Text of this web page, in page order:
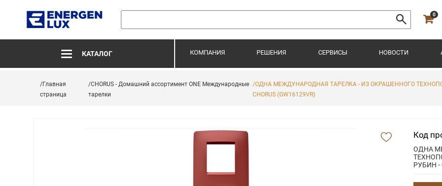
0
КАТАЛОГ КОМПАНИЯ РЕШЕНИЯ СЕРВИСЫ НОВОСТИ
/Главная
страница
/CHORUS - Домашний ассортимент ONE Международные
тарелки
/ОДНА МЕЖДУНАРОДНАЯ ТАРЕЛКА - ИЗ ОКРАШЕННОГО
CHORUS (GW16129VR)
Код
ОДНА
РУБИН -